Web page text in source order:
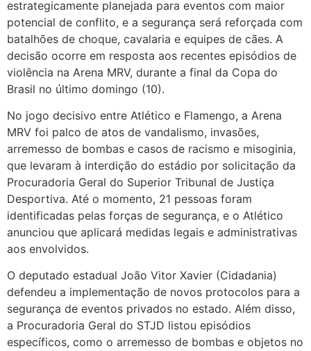
estrategicamente planejada para eventos com maior
potencial de conflito, e a segurança será reforçada com
batalhões de choque, cavalaria e equipes de cães. A
decisão ocorre em resposta aos recentes episódios de
violência na Arena MRV, durante a final da Copa do
Brasil no último domingo (10).
No jogo decisivo entre Atlético e Flamengo, a Arena
MRV foi palco de atos de vandalismo, invasões,
arremesso de bombas e casos de racismo e misoginia,
que levaram à interdição do estádio por solicitação da
Procuradoria Geral do Superior Tribunal de Justiça
Desportiva. Até o momento, 21 pessoas foram
identificadas pelas forças de segurança, e o Atlético
anunciou que aplicará medidas legais e administrativas
aos envolvidos.
O deputado estadual João Vitor Xavier (Cidadania)
defendeu a implementação de novos protocolos para a
segurança de eventos privados no estado. Além disso,
a Procuradoria Geral do STJD listou episódios
específicos, como o arremesso de bombas e objetos no